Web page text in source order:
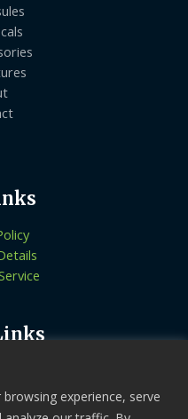
experience, serve
Us